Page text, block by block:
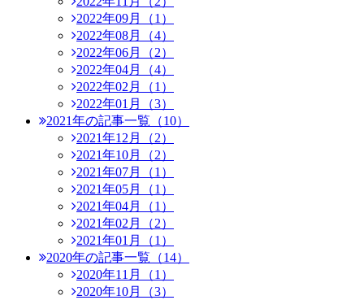
2022年09月（1）
2022年08月（4）
2022年06月（2）
2022年04月（4）
2022年02月（1）
2022年01月（3）
2021年の記事一覧（10）
2021年12月（2）
2021年10月（2）
2021年07月（1）
2021年05月（1）
2021年04月（1）
2021年02月（2）
2021年01月（1）
2020年の記事一覧（14）
2020年11月（1）
2020年10月（3）